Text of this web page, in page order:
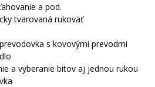
a pod.
tvarovaná rukoväť
s kovovými prevodmi
a vyberanie bitov aj jednou rukou